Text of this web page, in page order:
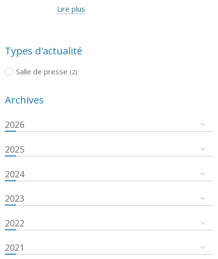
Lire plus
Types d'actualité
Salle de presse (2)
Archives
2026
2025
2024
2023
2022
2021